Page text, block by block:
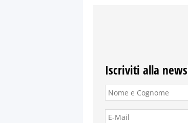
Iscriviti alla